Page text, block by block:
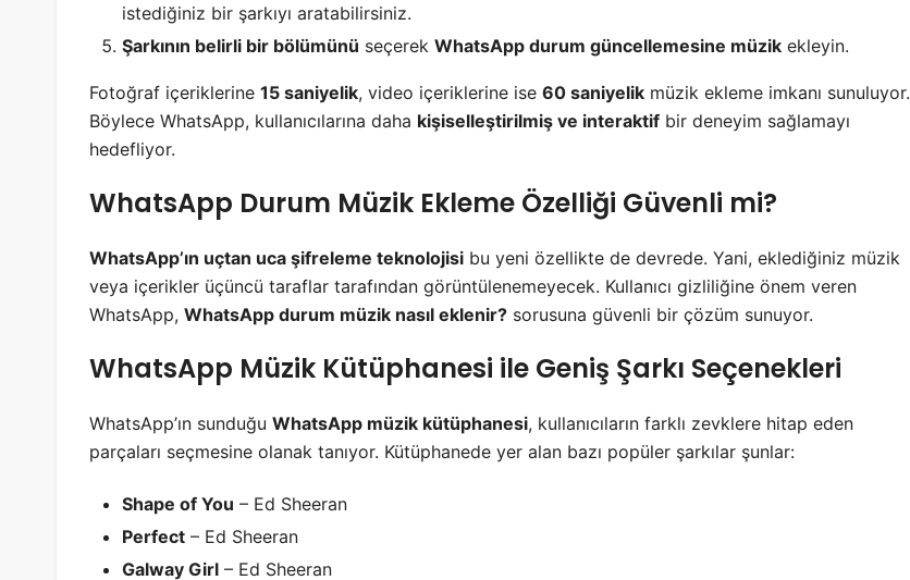
istediğiniz bir şarkıyı aratabilirsiniz.
Şarkının belirli bir bölümünü seçerek WhatsApp durum güncellemesine müzik ekleyin.
Fotoğraf içeriklerine 15 saniyelik, video içeriklerine ise 60 saniyelik müzik ekleme imkanı sunuluyor.
Böylece WhatsApp, kullanıcılarına daha kişiselleştirilmiş ve interaktif bir deneyim sağlamayı
hedefliyor.
WhatsApp Durum Müzik Ekleme Özelliği Güvenli mi?
WhatsApp’ın uçtan uca şifreleme teknolojisi bu yeni özellikte de devrede. Yani, eklediğiniz müzik
veya içerikler üçüncü taraflar tarafından görüntülenemeyecek. Kullanıcı gizliliğine önem veren
WhatsApp, WhatsApp durum müzik nasıl eklenir? sorusuna güvenli bir çözüm sunuyor.
WhatsApp Müzik Kütüphanesi ile Geniş Şarkı Seçenekleri
WhatsApp’ın sunduğu WhatsApp müzik kütüphanesi, kullanıcıların farklı zevklere hitap eden
parçaları seçmesine olanak tanıyor. Kütüphanede yer alan bazı popüler şarkılar şunlar:
Shape of You – Ed Sheeran
Perfect – Ed Sheeran
Galway Girl – Ed Sheeran